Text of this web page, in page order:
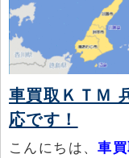
車買取ＫＴＭ
応です！
こんにちは、車